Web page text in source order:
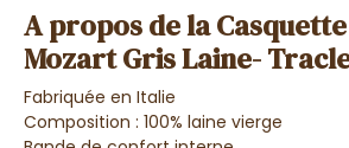
A propos de la
Mozart Gris Laine-
Fabriquée en Italie
Composition : 100% laine vierge